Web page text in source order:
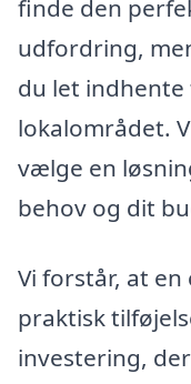
finde den
udfordring,
du let
lokalområdet.
vælge en
behov og dit
Vi forstår, at
praktisk
investering,